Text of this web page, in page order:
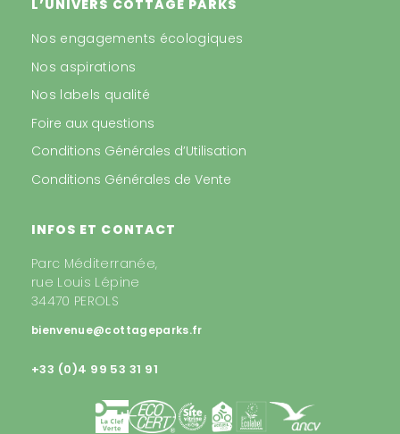
L’UNIVERS COTTAGE PARKS
Nos engagements écologiques
Nos aspirations
Nos labels qualité
Foire aux questions
Conditions Générales d’Utilisation
Conditions Générales de Vente
INFOS ET CONTACT
Parc Méditerranée,
rue Louis Lépine
34470 PEROLS
bienvenue@cottageparks.fr
+33 (0)4 99 53 31 91